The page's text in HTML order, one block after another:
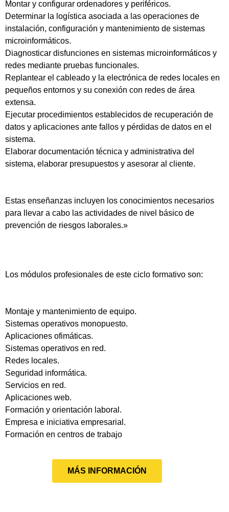
Montar y configurar ordenadores y periféricos.
Determinar la logística asociada a las operaciones de
instalación, configuración y mantenimiento de sistemas
microinformáticos.
Diagnosticar disfunciones en sistemas microinformáticos y
redes mediante pruebas funcionales.
Replantear el cableado y la electrónica de redes locales en
pequeños entornos y su conexión con redes de área
extensa.
Ejecutar procedimientos establecidos de recuperación de
datos y aplicaciones ante fallos y pérdidas de datos en el
sistema.
Elaborar documentación técnica y administrativa del
sistema, elaborar presupuestos y asesorar al cliente.
Estas enseñanzas incluyen los conocimientos necesarios
para llevar a cabo las actividades de nivel básico de
prevención de riesgos laborales.»
Los módulos profesionales de este ciclo formativo son:
Montaje y mantenimiento de equipo.
Sistemas operativos monopuesto.
Aplicaciones ofimáticas.
Sistemas operativos en red.
Redes locales.
Seguridad informática.
Servicios en red.
Aplicaciones web.
Formación y orientación laboral.
Empresa e iniciativa empresarial.
Formación en centros de trabajo
MÁS INFORMACIÓN